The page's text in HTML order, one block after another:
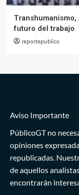
futuro del trabajo
reportepublico
Aviso Importante
PúblicoGT no
opiniones
republicadas.
de aquellos
encontrarán